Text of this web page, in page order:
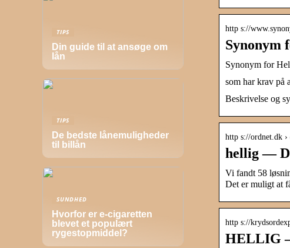
http s://
Synonym
Synonym for
som har krav på
Beskrivelse og
http s://ordnet.dk
hellig —
Vi fandt 58
Det er muligt at
http s://
HELLIG
TIPS
Din guide til at ansøge om
lån
TIPS
De bedste lånemuligheder
til billån
SUNDHED
Hvorfor er e-cigaretten
blevet et populært
rygestopmiddel?